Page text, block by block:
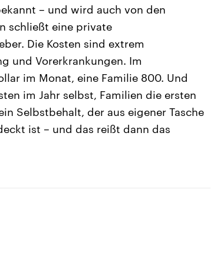
– und wird auch von den
schließt eine private
Die Kosten sind extrem
und Vorerkrankungen. Im
im Monat, eine Familie 800. Und
im Jahr selbst, Familien die ersten
Selbstbehalt, der aus eigener Tasche
ist – und das reißt dann das